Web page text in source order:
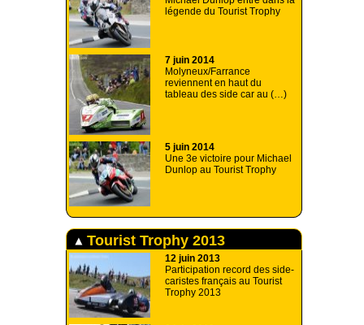
légende du Tourist Trophy
7 juin 2014
Molyneux/Farrance
reviennent en haut du
tableau des side car au (…)
5 juin 2014
Une 3e victoire pour Michael
Dunlop au Tourist Trophy
Tourist Trophy 2013
12 juin 2013
Participation record des side-
caristes français au Tourist
Trophy 2013